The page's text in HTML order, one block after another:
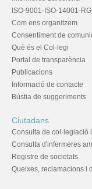
ISO-9001-ISO-14001-
Com ens organitzem
Consentiment de
Què és el Col·legi
Portal de transparència
Publicacions
Informació de contacte
Bústia de suggeriments
Ciutadans
Consulta de col·legiació
Consulta d'infermeres
Registre de societats
Queixes, reclamacions i